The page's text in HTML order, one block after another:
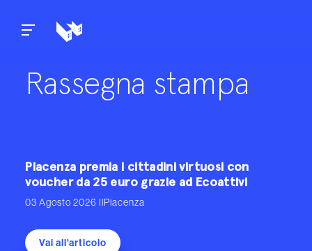
Rassegna stampa
Piacenza premia i cittadini virtuosi con
voucher da 25 euro grazie ad Ecoattivi
03 Agosto 2026 IlPiacenza
Vai all'articolo